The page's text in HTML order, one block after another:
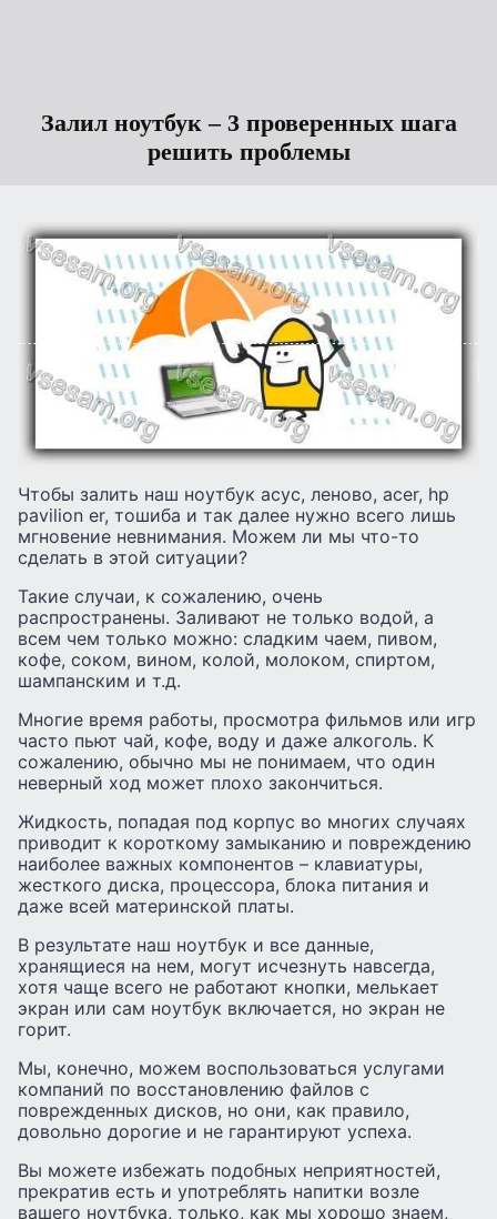
Залил ноутбук – 3 проверенных шага
решить проблемы
Чтобы залить наш ноутбук асус, леново, acer, hp
pavilion er, тошиба и так далее нужно всего лишь
мгновение невнимания. Можем ли мы что-то
сделать в этой ситуации?
Такие случаи, к сожалению, очень
распространены. Заливают не только водой, а
всем чем только можно: сладким чаем, пивом,
кофе, соком, вином, колой, молоком, спиртом,
шампанским и т.д.
Многие время работы, просмотра фильмов или игр
часто пьют чай, кофе, воду и даже алкоголь. К
сожалению, обычно мы не понимаем, что один
неверный ход может плохо закончиться.
Жидкость, попадая под корпус во многих случаях
приводит к короткому замыканию и повреждению
наиболее важных компонентов – клавиатуры,
жесткого диска, процессора, блока питания и
даже всей материнской платы.
В результате наш ноутбук и все данные,
хранящиеся на нем, могут исчезнуть навсегда,
хотя чаще всего не работают кнопки, мелькает
экран или сам ноутбук включается, но экран не
горит.
Мы, конечно, можем воспользоваться услугами
компаний по восстановлению файлов с
поврежденных дисков, но они, как правило,
довольно дорогие и не гарантируют успеха.
Вы можете избежать подобных неприятностей,
прекратив есть и употреблять напитки возле
вашего ноутбука, только, как мы хорошо знаем,